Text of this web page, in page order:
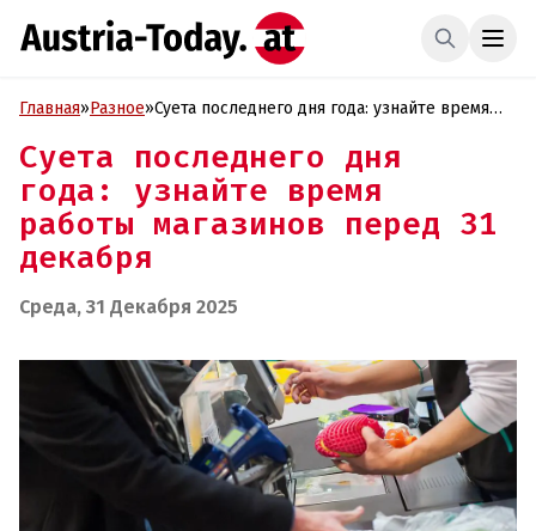
Главная»Разное»Суета последнего дня года: узнайте время
Суета последнего дня
года: узнайте время
работы магазинов перед 31
декабря
Среда, 31 Декабря 2025